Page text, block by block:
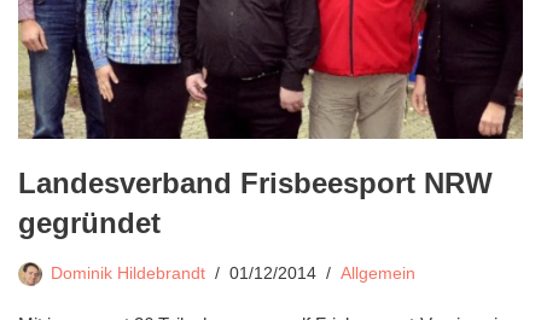
Landesverband Frisbeesport NRW
gegründet
Dominik Hildebrandt 01/12/2014 Allgemein